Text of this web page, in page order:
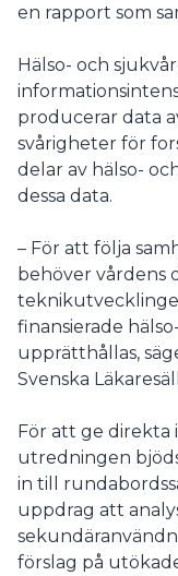
en rapport som
Hälso- och
producerar data
svårigheter för
delar av hälso-
dessa data.
– För att följa
behöver vårdens
finansierade
upprätthållas,
Svenska
För att ge direkta
utredningen
in till
uppdrag att
förslag på